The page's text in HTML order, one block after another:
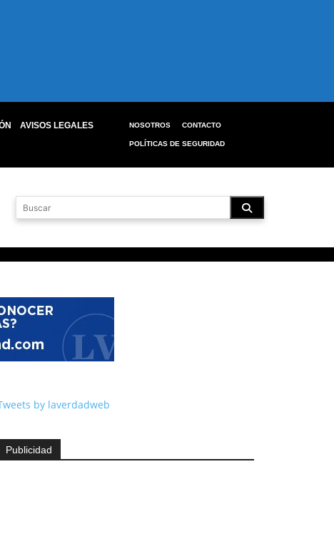
AVISOS LEGALES
NOSOTROS CONTACTO
POLÍTICAS DE SEGURIDAD
by laverdadweb
Publicidad